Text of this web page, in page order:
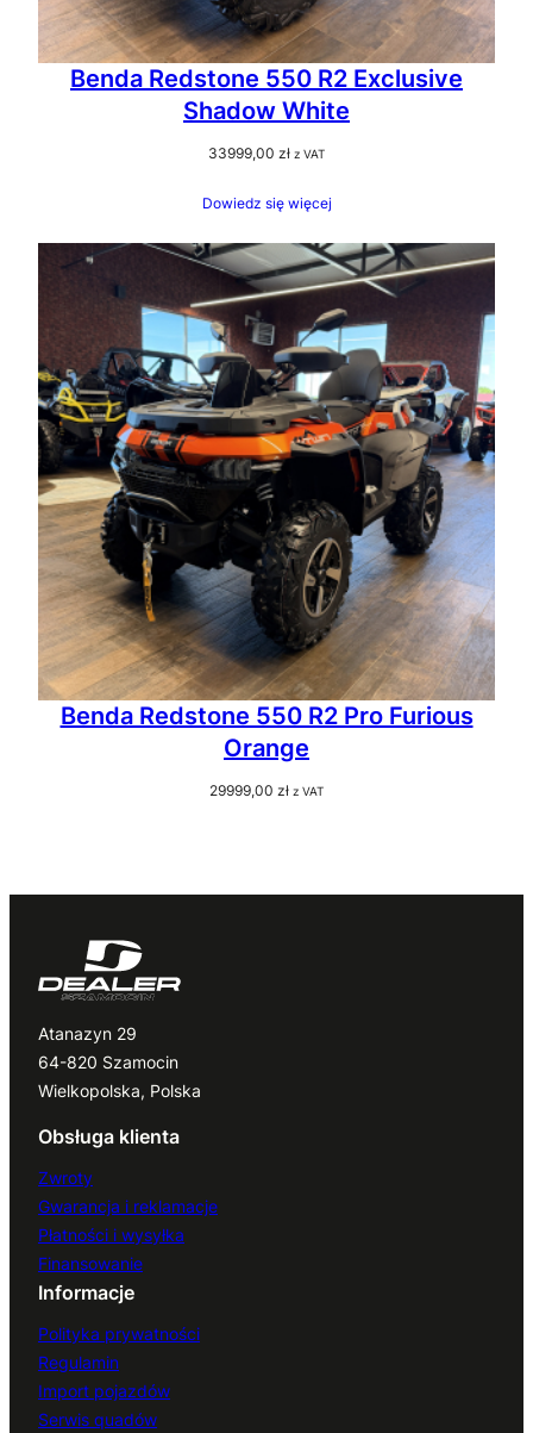
Benda Redstone 550 R2 Exclusive
Shadow White
33999,00 zł z VAT
Dowiedz się więcej
Benda Redstone 550 R2 Pro Furious
Orange
29999,00 zł z VAT
Atanazyn 29
64-820 Szamocin
Wielkopolska, Polska
Obsługa klienta
Zwroty
Gwarancja i reklamacje
Płatności i wysyłka
Finansowanie
Informacje
Polityka prywatności
Regulamin
Import pojazdów
Serwis quadów